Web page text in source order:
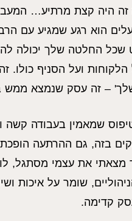
היה קצת מרתיע…
הוא רגע שמגיע עם
שכל החלטה שלך יכולה
ועל הסניף כולו.
– זה עסק שנמצא ממש
שמאמין בעבודה קשה
בזה, גם ההרתעה
מצאתי את עצמי מסתגל,
שומר על איכות
קדימה.